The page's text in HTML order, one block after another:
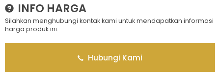
INFO HARGA
Silahkan menghubungi kontak kami untuk mendapatkan informasi
harga produk ini.
Hubungi Kami